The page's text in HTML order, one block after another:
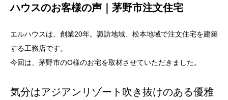
ハウスのお客様の声｜茅野市注文住宅
エルハウスは、創業20年。諏訪地域、松本地域で注文住宅を建築
する工務店です。
今回は、茅野市のO様のお宅を取材させていただきました。
気分はアジアンリゾート吹き抜けのある優雅